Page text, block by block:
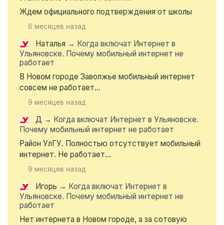
Ждем официального подтверждения от школы
6 месяцев назад
Наталья → Когда включат Интернет в
Ульяновске. Почему мобильный интернет не
работает
В Новом городе Заволжье мобильный интернет
совсем не работает...
9 месяцев назад
Д → Когда включат Интернет в Ульяновске.
Почему мобильный интернет не работает
Район УлГУ. Полностью отсутствует мобильный
интернет. Не работает...
9 месяцев назад
Игорь → Когда включат Интернет в
Ульяновске. Почему мобильный интернет не
работает
Нет интернета в Новом городе, а за сотовую